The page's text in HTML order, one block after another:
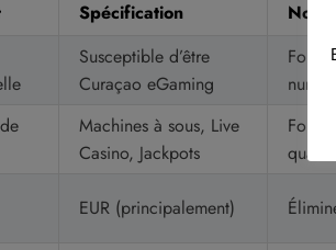
Spécification
Note
Susceptible d’être
Curaçao eGaming
Machines à sous, Live
Casino, Jackpots
EUR (principalement)